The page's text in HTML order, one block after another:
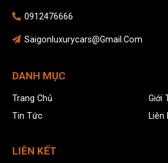
0912476666
Saigonluxurycars@gmail.com
DANH MỤC
Trang Chủ
Giới
Tin Tức
Liên
LIÊN KẾT